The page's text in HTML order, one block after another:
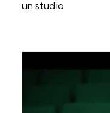
un studio